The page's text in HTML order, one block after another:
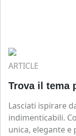
ARTICLE
Trova il tema
Lasciati ispirare
indimenticabili.
unica, elegante e